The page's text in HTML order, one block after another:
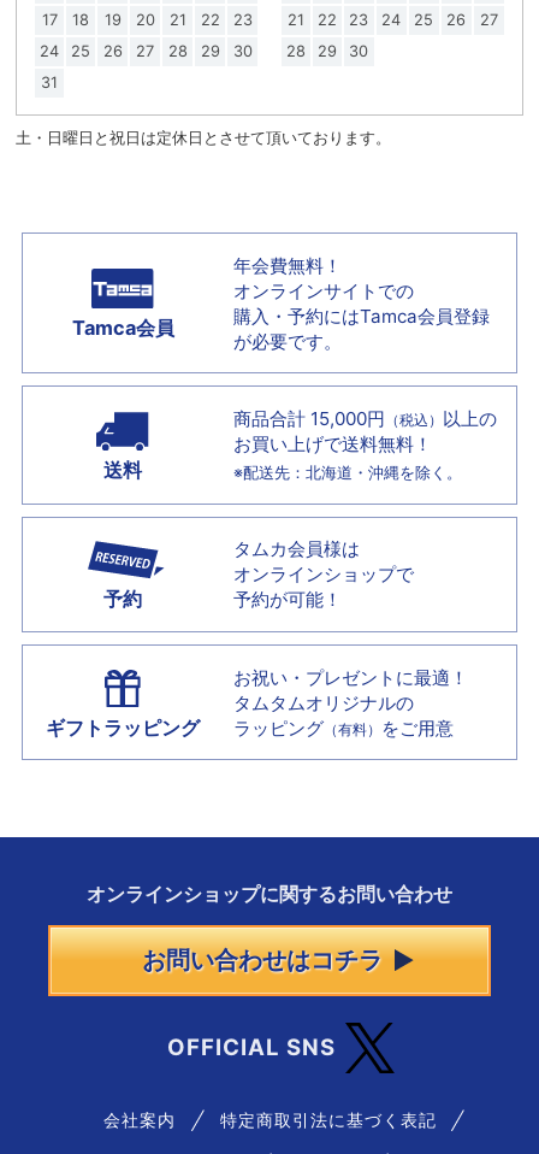
17
18 19 20 21 22
23
24
25 26 27 28 29
30
31
21
22 23 24 25 26
27
28
29 30
土・日曜日と祝日は定休日とさせて頂いております。
Tamca会員
年会費無料！
オンラインサイトでの
購入・予約にはTamca会員登録
が必要です。
送料
商品合計 15,000円 （税込） 以上の
お買い上げで送料無料！
※配送先：北海道・沖縄を除く。
予約
タムカ会員様は
オンラインショップで
予約が可能！
ギフトラッピング
お祝い・プレゼントに最適！
タムタムオリジナルの
ラッピング （有料） をご用意
オンラインショップに関するお問い合わせ
お問い合わせはコチラ
OFFICIAL SNS
会社案内 特定商取引法に基づく表記